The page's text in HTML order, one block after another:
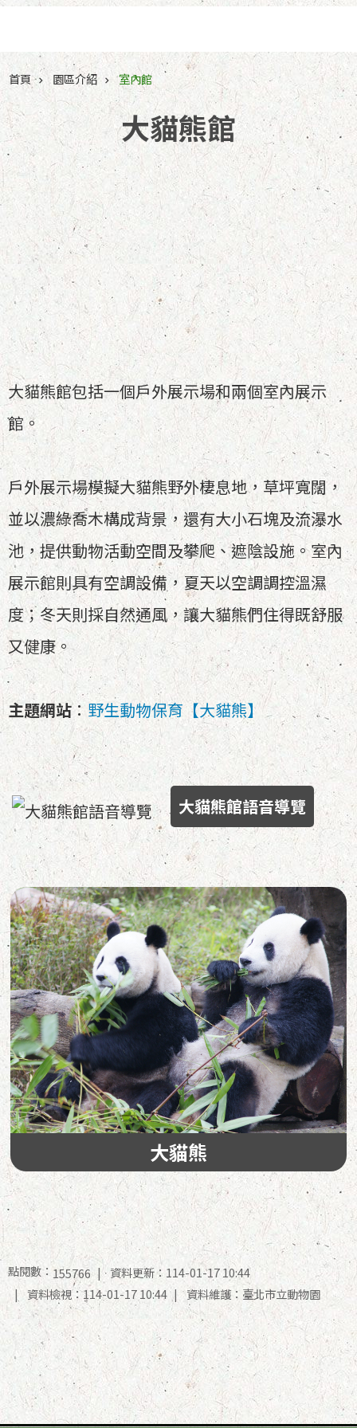
首頁 園區介紹 室內館
大貓熊館
大貓熊館包括一個戶外展示場和兩個室內展示
館。
戶外展示場模擬大貓熊野外棲息地，草坪寬闊，
並以濃綠喬木構成背景，還有大小石塊及流瀑水
池，提供動物活動空間及攀爬、遮陰設施。室內
展示館則具有空調設備，夏天以空調調控溫濕
度；冬天則採自然通風，讓大貓熊們住得既舒服
又健康。
主題網站： 野生動物保育【大貓熊】
大貓熊館語音導覽
大貓熊
點閱數： 155766
資料更新：114-01-17 10:44
資料檢視：114-01-17 10:44
資料維護：臺北市立動物園